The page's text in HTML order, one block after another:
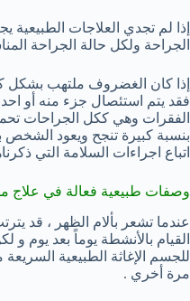
إذا لم تجدي العلاجات الطبيعية
الجراحة ولكل حالة الجراحة
إذا كان الغضروف ملتهب
فقد يتم استئصال جزء منه أو
الفقرات وهي ككل الجراحات
بنسبة كبيرة تنجح ويعود
اتباع اجراءات السلامة التي
وصفات طبيعية فعالة في علاج
عندما تشعر بألام الظهر ، قد
القيام بالأنشطة يوماً بعد يوم و
للجسم الإغاثة الطبيعية السريعة
مرة أخري .